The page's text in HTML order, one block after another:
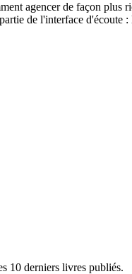
agencer de façon plus
de l'interface d'écoute :
10 derniers livres publiés.